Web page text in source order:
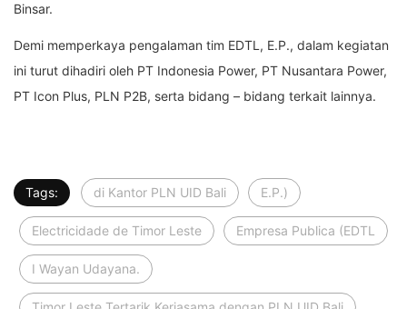
Binsar.
Demi memperkaya pengalaman tim EDTL, E.P., dalam kegiatan
ini turut dihadiri oleh PT Indonesia Power, PT Nusantara Power,
PT Icon Plus, PLN P2B, serta bidang – bidang terkait lainnya.
Tags: di Kantor PLN UID Bali E.P.)
Electricidade de Timor Leste Empresa Publica (EDTL
I Wayan Udayana.